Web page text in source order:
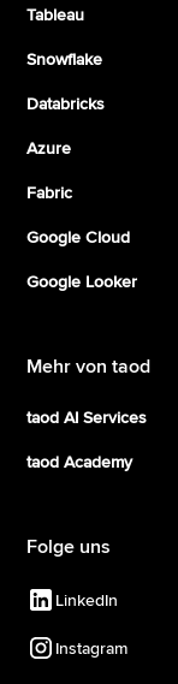
Tableau
Snowflake
Databricks
Azure
Fabric
Google Cloud
Google Looker
Mehr von taod
taod AI Services
taod Academy
Folge uns
LinkedIn
Instagram